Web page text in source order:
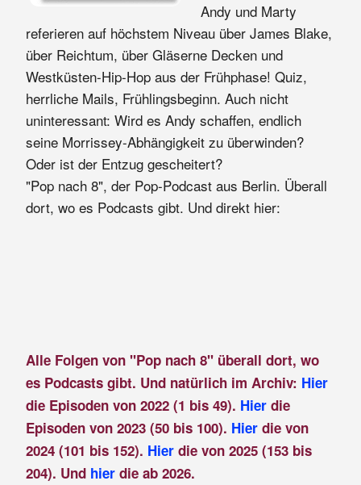
Andy und Marty
referieren auf höchstem Niveau über James Blake,
über Reichtum, über Gläserne Decken und
Westküsten-Hip-Hop aus der Frühphase! Quiz,
herrliche Mails, Frühlingsbeginn. Auch nicht
uninteressant: Wird es Andy schaffen, endlich
seine Morrissey-Abhängigkeit zu überwinden?
Oder ist der Entzug gescheitert?
"Pop nach 8", der Pop-Podcast aus Berlin. Überall
dort, wo es Podcasts gibt. Und direkt hier:
Alle Folgen von "Pop nach 8" überall dort, wo
es Podcasts gibt. Und natürlich im Archiv: Hier
die Episoden von 2022 (1 bis 49). Hierdie
Episoden von 2023 (50 bis 100). Hier die von
2024 (101 bis 152). Hier die von 2025 (153 bis
204). Und hier die ab 2026.